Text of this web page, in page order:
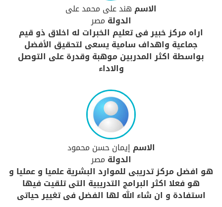
الاسم هند على محمد على
الدولة مصر
اراه مركز خبير فى تعليم الخبرات له اخلاق ذو قيم
جماعية واهداف سامية يسعى لتحقيق الأفضل
بواسطة اكثر المدربين موهبة وقدرة على التوصل
والاداء
الاسم إيمان حسن محمود
الدولة مصر
هو افضل مركز تدريبى للموارد البشرية علميا و عمليا و
هو فعلا اكثر البرامج التدريبية التى تلقيت فيها
استفادة و ان شاء الله لها الفضل فى تغيير حياتى